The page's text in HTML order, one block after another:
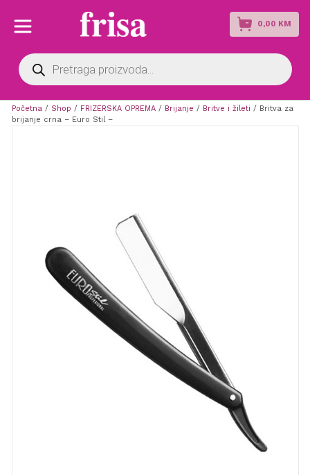
0,00 KM
Products
search
Početna / Shop / FRIZERSKA OPREMA/ Brijanje / Britve i žileti / Britva za
brijanje crna – Euro Stil –